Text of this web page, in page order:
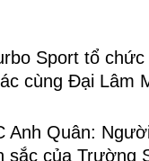
Sport tổ
cùng Đại Lâm
Anh Quân:
sắc của Trường